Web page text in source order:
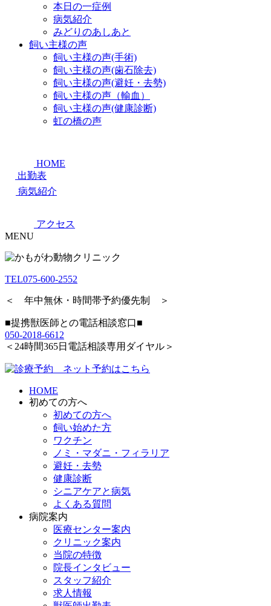
本日の一症例
病気紹介
みどりのあしあと
飼い主様の声
飼い主様の声(手術)
飼い主様の声(歯石除去)
飼い主様の声(避妊・去勢)
飼い主様の声（輸血）
飼い主様の声(健康診断)
虹の橋の声
HOME
出勤表
病気紹介
アクセス
MENU
TEL075-600-2552
＜ 年中無休・時間帯予約優先制 ＞
■提携獣医師との電話相談窓口■
050-2018-6612
＜24時間365日電話相談専用ダイヤル＞
HOME
初めての方へ
初めての方へ
飼い始めた方
ワクチン
ノミ・マダニ・フィラリア
避妊・去勢
健康診断
シニアケアと病気
よくある質問
病院案内
医療センター案内
クリニック案内
当院の特徴
院長インタビュー
スタッフ紹介
求人情報